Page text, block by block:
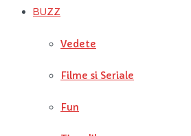
BUZZ
Vedete
Filme si Seriale
Fun